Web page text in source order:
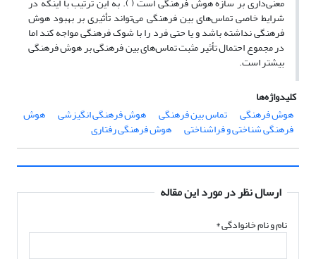
شرایط خاصی تماس‌های بین فرهنگی می‌تواند تأثیری بر بهبود هوش
فرهنگی نداشته باشد و یا حتی فرد را با شوک فرهنگی مواجه کند اما
در مجموع احتمال تأثیر مثبت تماس‌های بین فرهنگی بر هوش فرهنگی
بیشتر است.
کلیدواژه‌ها
هوش فرهنگی
تماس بین فرهنگی هوش فرهنگی انگیزشی هوش
فرهنگی شناختی و فراشناختی هوش فرهنگی رفتاری
ارسال نظر در مورد این مقاله
نام و نام خانوادگی*